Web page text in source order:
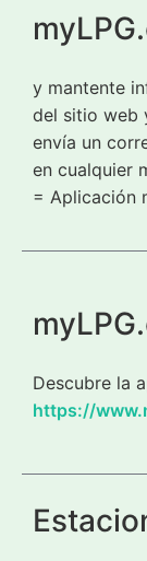
y mantente
del sitio web
envía un
en cualquier
= Aplicación
Descubre la
https://